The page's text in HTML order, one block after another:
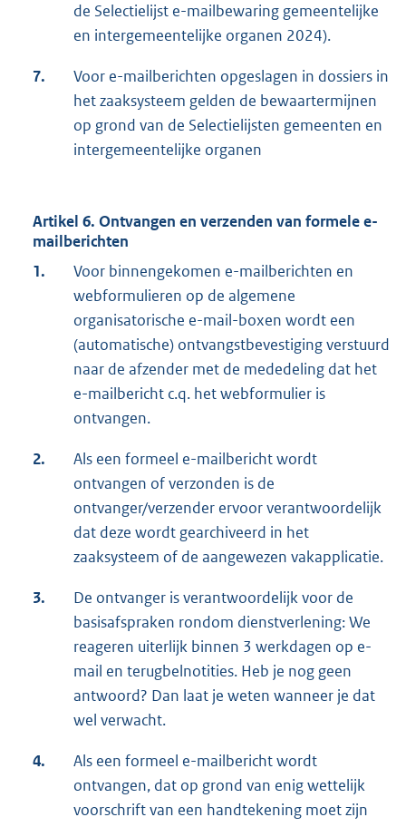
de Selectielijst e-mailbewaring gemeentelijke
en intergemeentelijke organen 2024).
7.
Voor e-mailberichten opgeslagen in dossiers in
het zaaksysteem gelden de bewaartermijnen
op grond van de Selectielijsten gemeenten en
intergemeentelijke organen
Artikel 6. Ontvangen en verzenden van formele e-
mailberichten
1.
Voor binnengekomen e-mailberichten en
webformulieren op de algemene
organisatorische e-mail-boxen wordt een
(automatische) ontvangstbevestiging verstuurd
naar de afzender met de mededeling dat het
e-mailbericht c.q. het webformulier is
ontvangen.
2.
Als een formeel e-mailbericht wordt
ontvangen of verzonden is de
ontvanger/verzender ervoor verantwoordelijk
dat deze wordt gearchiveerd in het
zaaksysteem of de aangewezen vakapplicatie.
3.
De ontvanger is verantwoordelijk voor de
basisafspraken rondom dienstverlening: We
reageren uiterlijk binnen 3 werkdagen op e-
mail en terugbelnotities. Heb je nog geen
antwoord? Dan laat je weten wanneer je dat
wel verwacht.
4.
Als een formeel e-mailbericht wordt
ontvangen, dat op grond van enig wettelijk
voorschrift van een handtekening moet zijn